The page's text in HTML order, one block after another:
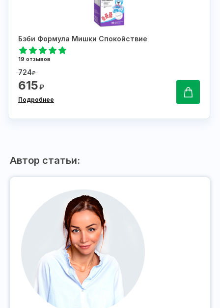
Бэби Формула Мишки Спокойствие
19 отзывов
724₽
615₽
Подробнее
Автор статьи: